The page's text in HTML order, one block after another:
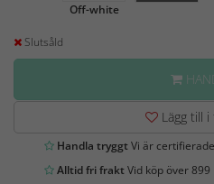
Off-white
Slutsåld
Lägg till
Handla tryggtVi är
Alltid fri fraktVid köp över 899